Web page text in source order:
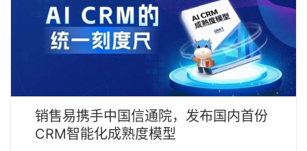
盖、超6800小时、48倍提效——AI原生CRM的落地成
绩单 ● 博世汽车通过销售易AI CRM搭建了覆盖目标管
理、预算控制、返利核销及经销商协同的端到端解决方
案，其APTP核销周期从120天缩短至60天，流程效率提
升50% 📖博世x销售易Portal项目入选 “行业数字化优秀
销售易携手中国信通院，发布国内首份
CRM智能化成熟度模型